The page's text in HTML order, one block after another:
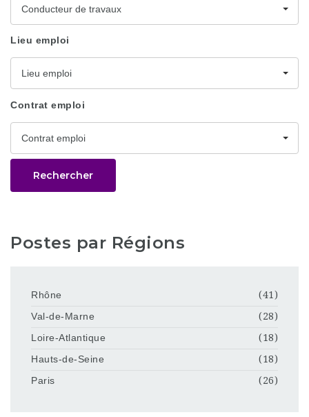
Conducteur de travaux
Lieu emploi
Lieu emploi
Contrat emploi
Contrat emploi
Rechercher
Postes par Régions
Rhône
(41)
Val-de-Marne
(28)
Loire-Atlantique
(18)
Hauts-de-Seine
(18)
Paris
(26)